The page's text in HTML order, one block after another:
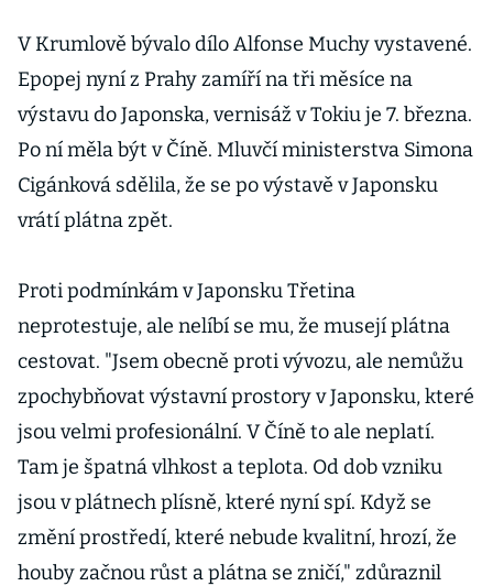
V Krumlově bývalo dílo Alfonse Muchy vystavené.
Epopej nyní z Prahy zamíří na tři měsíce na
výstavu do Japonska, vernisáž v Tokiu je 7. března.
Po ní měla být v Číně. Mluvčí ministerstva Simona
Cigánková sdělila, že se po výstavě v Japonsku
vrátí plátna zpět.
Proti podmínkám v Japonsku Třetina
neprotestuje, ale nelíbí se mu, že musejí plátna
cestovat. "Jsem obecně proti vývozu, ale nemůžu
zpochybňovat výstavní prostory v Japonsku, které
jsou velmi profesionální. V Číně to ale neplatí.
Tam je špatná vlhkost a teplota. Od dob vzniku
jsou v plátnech plísně, které nyní spí. Když se
změní prostředí, které nebude kvalitní, hrozí, že
houby začnou růst a plátna se zničí," zdůraznil